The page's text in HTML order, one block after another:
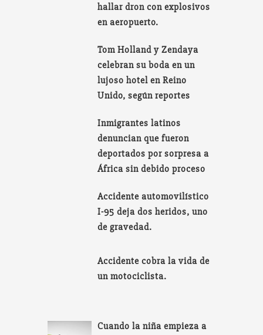
hallar dron con explosivos
en aeropuerto.
Tom Holland y Zendaya
celebran su boda en un
lujoso hotel en Reino
Unido, según reportes
Inmigrantes latinos
denuncian que fueron
deportados por sorpresa a
África sin debido proceso
Accidente automovilístico
I-95 deja dos heridos, uno
de gravedad.
Accidente cobra la vida de
un motociclista.
Cuando la niña empieza a